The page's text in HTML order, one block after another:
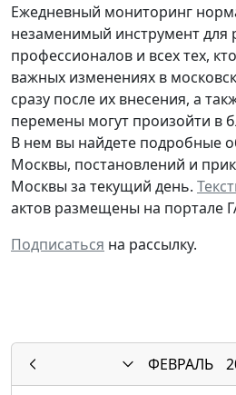
Ежедневный мониторинг
незаменимый инструмент для
профессионалов и всех тех,
важных изменениях в
сразу после их внесения, а
перемены могут произойти в
В нем вы найдете подробные
Москвы, постановлений и
Москвы за текущий день.
актов размещены на портале
Подписаться на рассылку.
ФЕВРАЛЬ